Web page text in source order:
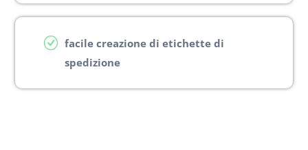
facile creazione di etichette di
spedizione